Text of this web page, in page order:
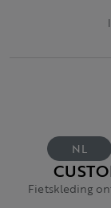
Fietskleding
NL